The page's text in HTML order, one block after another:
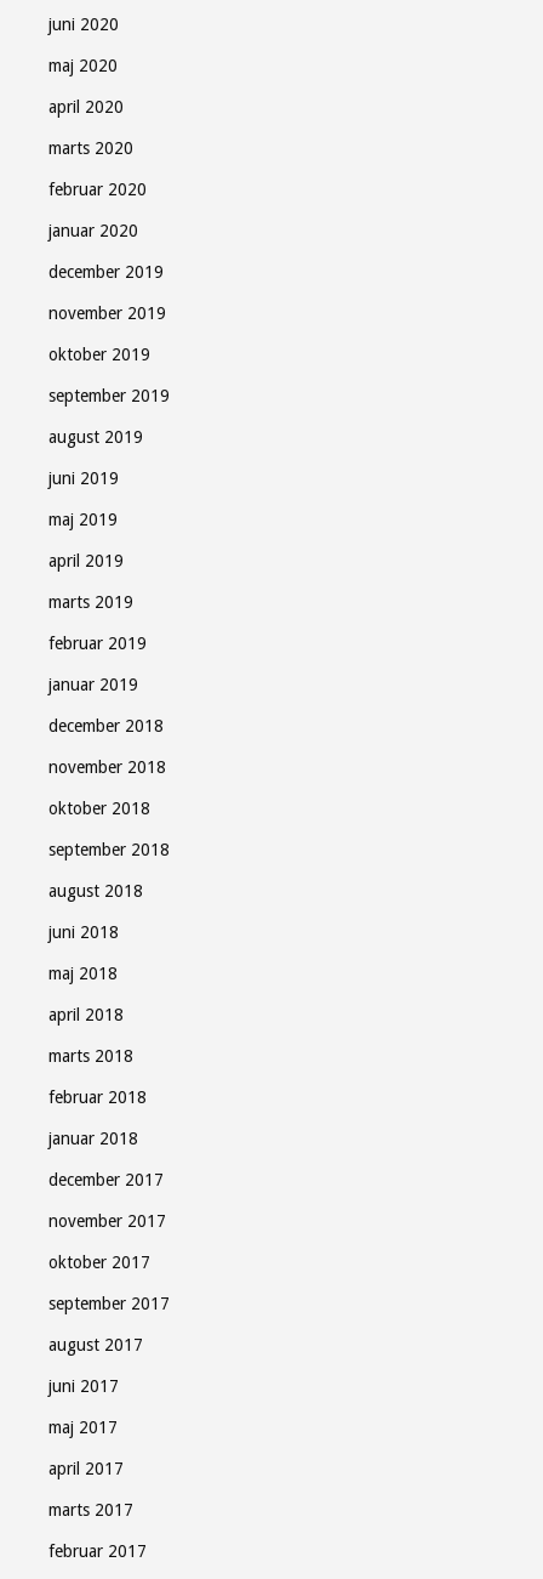
juni 2020
maj 2020
april 2020
marts 2020
februar 2020
januar 2020
december 2019
november 2019
oktober 2019
september 2019
august 2019
juni 2019
maj 2019
april 2019
marts 2019
februar 2019
januar 2019
december 2018
november 2018
oktober 2018
september 2018
august 2018
juni 2018
maj 2018
april 2018
marts 2018
februar 2018
januar 2018
december 2017
november 2017
oktober 2017
september 2017
august 2017
juni 2017
maj 2017
april 2017
marts 2017
februar 2017